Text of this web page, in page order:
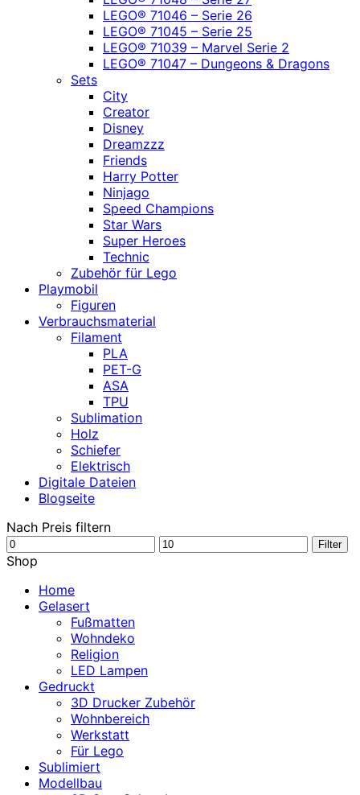
LEGO® 71046 – Serie 26
LEGO® 71045 – Serie 25
LEGO® 71039 – Marvel Serie 2
LEGO® 71047 – Dungeons & Dragons
Sets
City
Creator
Disney
Dreamzzz
Friends
Harry Potter
Ninjago
Speed Champions
Star Wars
Super Heroes
Technic
Zubehör für Lego
Playmobil
Figuren
Verbrauchsmaterial
Filament
PLA
PET-G
ASA
TPU
Sublimation
Holz
Schiefer
Elektrisch
Digitale Dateien
Blogseite
Nach Preis filtern
Min.
Preis
Max.
Filter
Shop
Home
Gelasert
Fußmatten
Wohndeko
Religion
LED Lampen
Gedruckt
3D Drucker Zubehör
Wohnbereich
Werkstatt
Für Lego
Sublimiert
Modellbau